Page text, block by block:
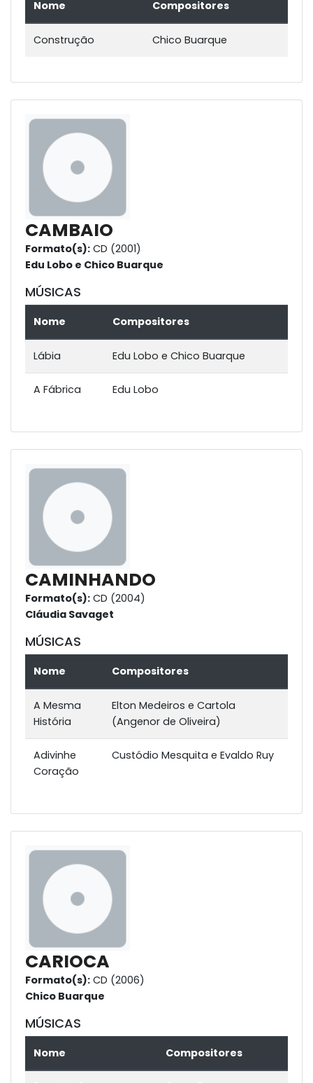
Nome Compositores
Construção Chico Buarque
CAMBAIO
Formato(s): CD (2001)
Edu Lobo e Chico Buarque
MÚSICAS
Nome Compositores
Lábia Edu Lobo e Chico Buarque
A Fábrica Edu Lobo
CAMINHANDO
Formato(s): CD (2004)
Cláudia Savaget
MÚSICAS
Nome Compositores
A Mesma
História
Elton Medeiros e Cartola
(Angenor de Oliveira)
Adivinhe
Coração
Custódio Mesquita e Evaldo Ruy
CARIOCA
Formato(s): CD (2006)
Chico Buarque
MÚSICAS
Nome Compositores